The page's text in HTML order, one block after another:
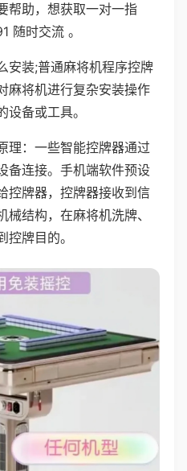
帮助，想获取一对一指
随时交流 。
安装;普通麻将机程序控牌
麻将机进行复杂安装操作
备或工具。
理：一些智能控牌器通过
备连接。手机端软件预设
控牌器，控牌器接收到信
结构，在麻将机洗牌、
牌目的。